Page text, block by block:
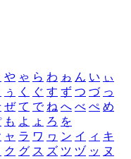
や ゃ ら わ ゎ ん い ぃ
ぅ く ぐ す ず つ づ っ
ぜ て で ね へ べ ぺ め
も よ ょ ろ を
ャ ラ ワ ヮ ン イ ィ キ
ク グ ス ズ ツ ヅ ッ ヌ